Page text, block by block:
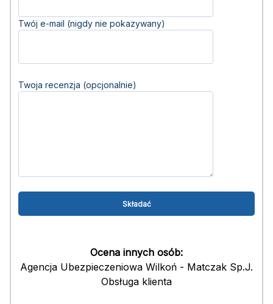
Twój e-mail (nigdy nie pokazywany)
Twoja recenzja (opcjonalnie)
Ocena innych osób:
Agencja Ubezpieczeniowa Wilkoń - Matczak Sp.J.
Obsługa klienta